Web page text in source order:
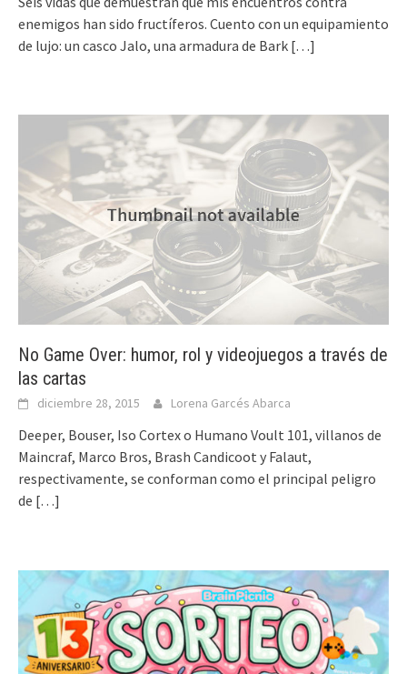
enemigos han sido fructíferos. Cuento con un equipamiento
de lujo: un casco Jalo, una armadura de Bark […]
No Game Over: humor, rol y videojuegos a través de
las cartas
diciembre 28, 2015 Lorena Garcés Abarca
Deeper, Bouser, Iso Cortex o Humano Voult 101, villanos de
Maincraf, Marco Bros, Brash Candicoot y Falaut,
respectivamente, se conforman como el principal peligro
de […]